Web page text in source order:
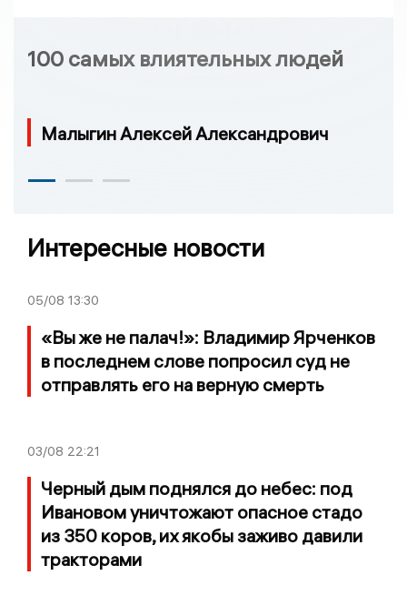
100 самых влиятельных людей
Малыгин Алексей Александрович
Интересные новости
05/08 13:30
«Вы же не палач!»: Владимир Ярченков
в последнем слове попросил суд не
отправлять его на верную смерть
03/08 22:21
Черный дым поднялся до небес: под
Ивановом уничтожают опасное стадо
из 350 коров, их якобы заживо давили
тракторами